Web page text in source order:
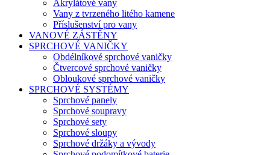
Akrylátové vany
Vany z tvrzeného litého kamene
Příslušenství pro vany
VANOVÉ ZÁSTĚNY
SPRCHOVÉ VANIČKY
Obdélníkové sprchové vaničky
Čtvercové sprchové vaničky
Obloukové sprchové vaničky
SPRCHOVÉ SYSTÉMY
Sprchové panely
Sprchové soupravy
Sprchové sety
Sprchové sloupy
Sprchové držáky a vývody